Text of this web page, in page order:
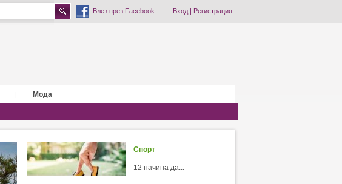
Влез през Facebook Вход| Регистрация
| Мода
Спорт
12 начина да...